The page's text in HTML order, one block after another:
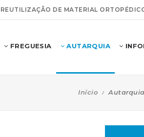
DE MATERIAL
FREGUESIA AUTARQUIA
Início Autarquia